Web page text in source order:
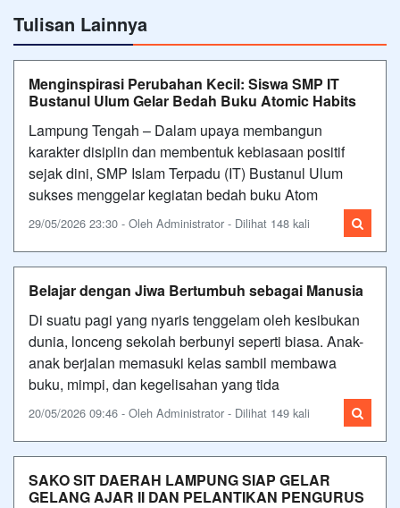
Tulisan Lainnya
Menginspirasi Perubahan Kecil: Siswa SMP IT
Bustanul Ulum Gelar Bedah Buku Atomic Habits
Lampung Tengah – Dalam upaya membangun
karakter disiplin dan membentuk kebiasaan positif
sejak dini, SMP Islam Terpadu (IT) Bustanul Ulum
sukses menggelar kegiatan bedah buku Atom
29/05/2026 23:30 - Oleh Administrator - Dilihat 148 kali
Belajar dengan Jiwa Bertumbuh sebagai Manusia
Di suatu pagi yang nyaris tenggelam oleh kesibukan
dunia, lonceng sekolah berbunyi seperti biasa. Anak-
anak berjalan memasuki kelas sambil membawa
buku, mimpi, dan kegelisahan yang tida
20/05/2026 09:46 - Oleh Administrator - Dilihat 149 kali
SAKO SIT DAERAH LAMPUNG SIAP GELAR
GELANG AJAR II DAN PELANTIKAN PENGURUS